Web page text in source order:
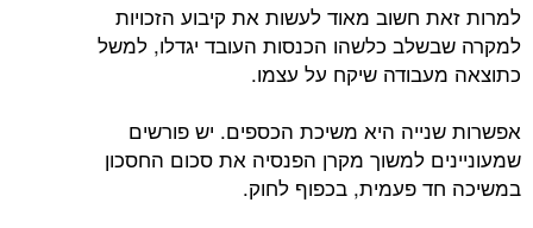
למרות זאת חשוב מאוד לעשות את קיבוע הזכויות
למקרה שבשלב כלשהו הכנסות העובד יגדלו, למשל
כתוצאה מעבודה שיקח על עצמו.
אפשרות שנייה היא משיכת הכספים. יש פורשים
שמעוניינים למשוך מקרן הפנסיה את סכום החסכון
במשיכה חד פעמית, בכפוף לחוק.